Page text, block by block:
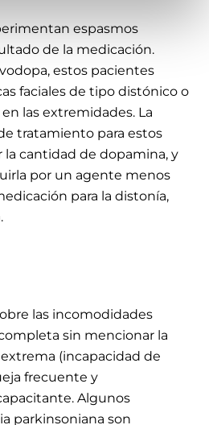
espasmos
de la medicación.
estos pacientes
faciales de tipo distónico o
las extremidades. La
tratamiento para estos
cantidad de dopamina, y
por un agente menos
para la distonía,
las incomodidades
sin mencionar la
(incapacidad de
frecuente y
Algunos
parkinsoniana son